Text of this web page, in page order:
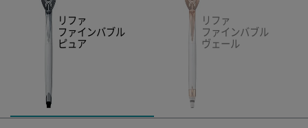
リファ
ファインバブル
ピュア
リファ
ファインバブル
ヴェール